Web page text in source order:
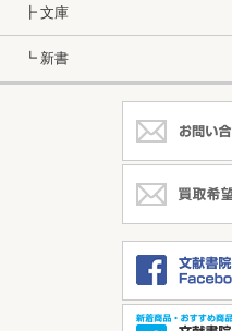
┣ 文庫
┗ 新書